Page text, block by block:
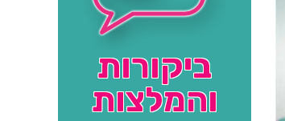
ביקורות
והמלצות